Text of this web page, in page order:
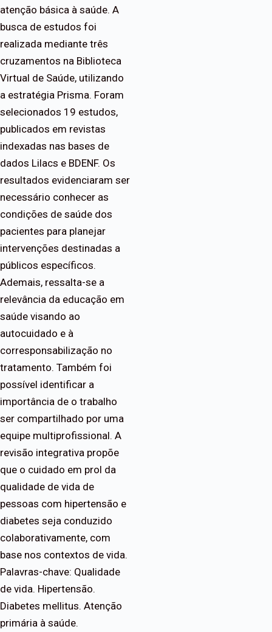
atenção básica à saúde. A
busca de estudos foi
realizada mediante três
cruzamentos na Biblioteca
Virtual de Saúde, utilizando
a estratégia Prisma. Foram
selecionados 19 estudos,
publicados em revistas
indexadas nas bases de
dados Lilacs e BDENF. Os
resultados evidenciaram ser
necessário conhecer as
condições de saúde dos
pacientes para planejar
intervenções destinadas a
públicos específicos.
Ademais, ressalta-se a
relevância da educação em
saúde visando ao
autocuidado e à
corresponsabilização no
tratamento. Também foi
possível identificar a
importância de o trabalho
ser compartilhado por uma
equipe multiprofissional. A
revisão integrativa propõe
que o cuidado em prol da
qualidade de vida de
pessoas com hipertensão e
diabetes seja conduzido
colaborativamente, com
base nos contextos de vida.
Palavras-chave: Qualidade
de vida. Hipertensão.
Diabetes mellitus. Atenção
primária à saúde.